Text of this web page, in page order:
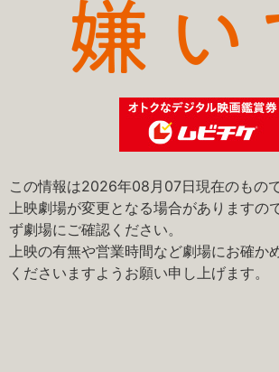
この情報は2026年08月07日現在のもので
上映劇場が変更となる場合がありますの
ず劇場にご確認ください。
上映の有無や営業時間など劇場にお確か
くださいますようお願い申し上げます。